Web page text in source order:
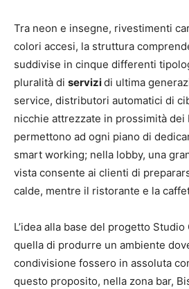
Tra neon e insegne, rivestimenti
colori accesi, la struttura
suddivise in cinque differenti
pluralità di servizidi ultima
service, distributori automatici di
nicchie attrezzate in prossimità dei
permettono ad ogni piano di
smart working; nella lobby, una
vista consente ai clienti di
calde, mentre il ristorante e la
L’idea alla base del progetto
quella di produrre un ambiente
condivisione fossero in assoluta
questo proposito, nella zona bar,